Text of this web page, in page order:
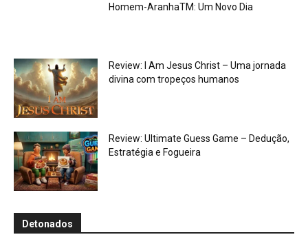
Homem-AranhaTM: Um Novo Dia
Review: I Am Jesus Christ – Uma jornada
divina com tropeços humanos
Review: Ultimate Guess Game – Dedução,
Estratégia e Fogueira
Detonados